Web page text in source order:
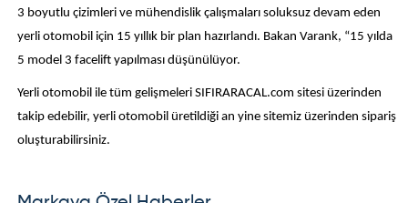
3 boyutlu çizimleri ve mühendislik çalışmaları soluksuz devam eden
yerli otomobil için 15 yıllık bir plan hazırlandı. Bakan Varank, “15 yılda
5 model 3 facelift yapılması düşünülüyor.
Yerli otomobil ile tüm gelişmeleri SIFIRARACAL.com sitesi üzerinden
takip edebilir, yerli otomobil üretildiği an yine sitemiz üzerinden sipariş
oluşturabilirsiniz.